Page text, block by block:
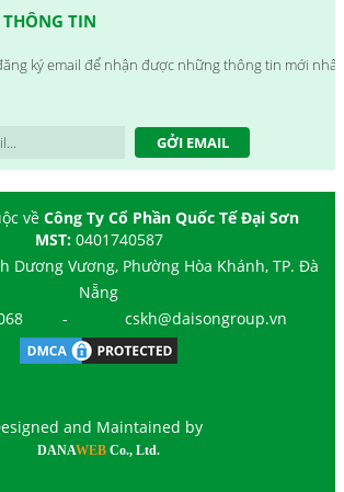
TIN
ký email để nhận được những thông tin mới nhất
GỞI EMAIL
về Công Ty Cổ Phần Quốc Tế Đại Sơn
MST: 0401740587
Dương Vương, Phường Hòa Khánh, TP. Đà
Nẵng
- cskh@daisongroup.vn
and Maintained by
DANAWEB Co., Ltd.